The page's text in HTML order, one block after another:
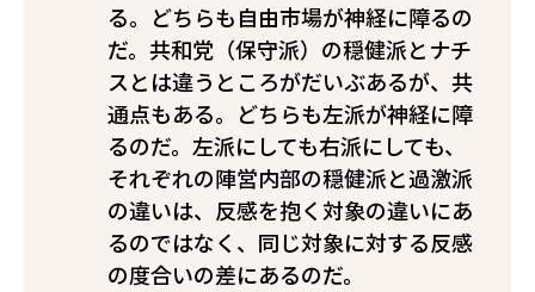
る。どちらも自由市場が神経に障るの
だ。共和党（保守派）の穏健派とナチ
スとは違うところがだいぶあるが、共
通点もある。どちらも左派が神経に障
るのだ。左派にしても右派にしても、
それぞれの陣営内部の穏健派と過激派
の違いは、反感を抱く対象の違いにあ
るのではなく、同じ対象に対する反感
の度合いの差にあるのだ。